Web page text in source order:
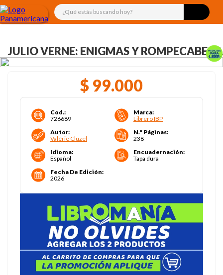
¿Qué estás buscando hoy?
JULIO VERNE: ENIGMAS Y
$ 99.000
Cod.:
726689
Marca:
Librero IBP
Autor:
Valérie Cluzel
N.° Páginas:
238
Idioma:
Español
Encuadernación:
Tapa dura
Fecha De Edición:
2026